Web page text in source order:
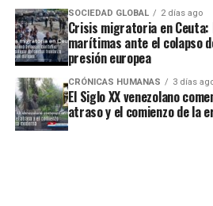
SOCIEDAD GLOBAL 2 días ago
Crisis migratoria en Ceuta:
marítimas ante el colapso
presión europea
CRÓNICAS HUMANAS 3 días
El Siglo XX venezolano
atraso y el comienzo de la